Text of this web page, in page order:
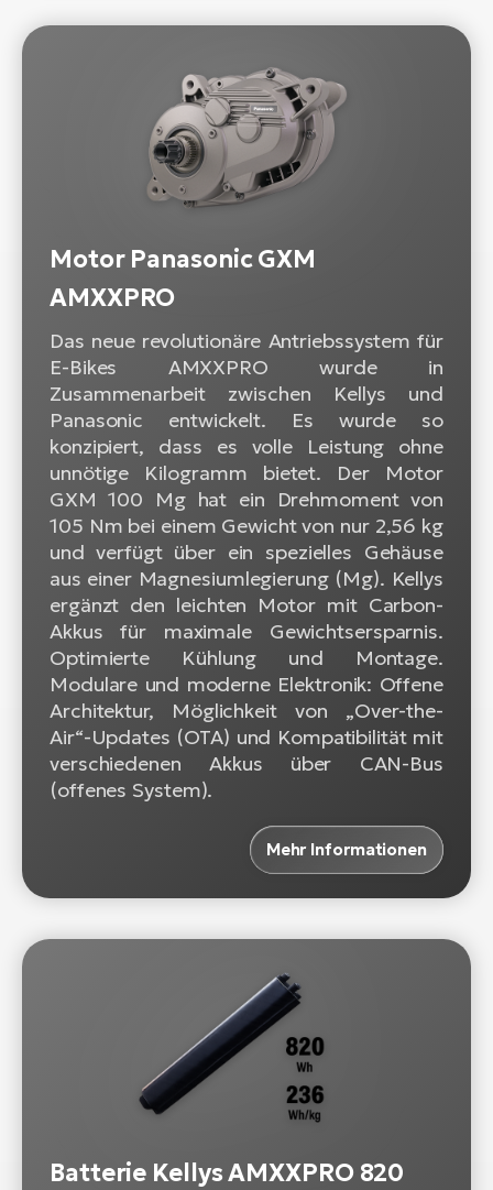
Motor Panasonic GXM
AMXXPRO
Das neue revolutionäre Antriebssystem für
E-Bikes AMXXPRO wurde in
Zusammenarbeit zwischen Kellys und
Panasonic entwickelt. Es wurde so
konzipiert, dass es volle Leistung ohne
unnötige Kilogramm bietet. Der Motor
GXM 100 Mg hat ein Drehmoment von
105 Nm bei einem Gewicht von nur 2,56 kg
und verfügt über ein spezielles Gehäuse
aus einer Magnesiumlegierung (Mg). Kellys
ergänzt den leichten Motor mit Carbon-
Akkus für maximale Gewichtsersparnis.
Optimierte Kühlung und Montage.
Modulare und moderne Elektronik: Offene
Architektur, Möglichkeit von „Over-the-
Air“-Updates (OTA) und Kompatibilität mit
verschiedenen Akkus über CAN-Bus
(offenes System).
Mehr Informationen
Batterie Kellys AMXXPRO 820